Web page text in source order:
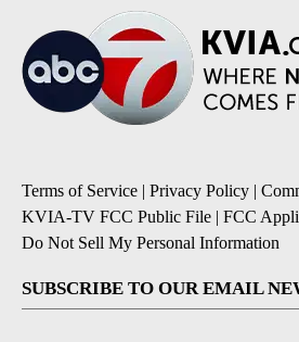
Terms of Service | Privacy Policy |
KVIA-TV FCC Public File | FCC
Do Not Sell My Personal Information
SUBSCRIBE TO OUR EMAIL